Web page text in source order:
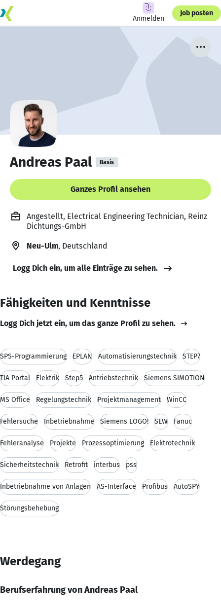
Anmelden
Job posten
Andreas Paal Basis
Ganzes Profil ansehen
Angestellt, Electrical Engineering Technician, Reinz
Dichtungs-GmbH
Neu-Ulm, Deutschland
Logg Dich ein, um alle Einträge zu sehen.
Fähigkeiten und Kenntnisse
Logg Dich jetzt ein, um das ganze Profil zu sehen.
SPS-Programmierung EPLAN Automatisierungstechnik STEP7
TIA Portal Elektrik Step5 Antriebstechnik Siemens SIMOTION
MS Office Regelungstechnik Projektmanagement WinCC
Fehlersuche Inbetriebnahme Siemens LOGO! SEW Fanuc
Fehleranalyse Projekte Prozessoptimierung Elektrotechnik
Sicherheitstechnik Retrofit interbus pss
Inbetriebnahme von Anlagen AS-Interface Profibus AutoSPY
Störungsbehebung
Werdegang
Berufserfahrung von Andreas Paal